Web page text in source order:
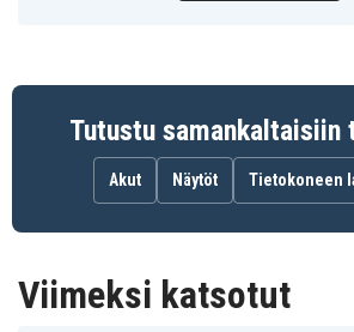
Tutustu
Akut Näytöt Tietokoneen
Viimeksi katsotut